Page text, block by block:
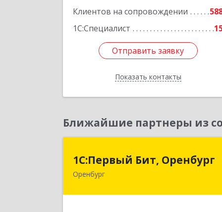
Клиентов на сопровождении
1С:Специалист
Отправить заявку
Показать контакты
Отправить заявку
Назад
Ближайшие партнеры из
1С:Первый Бит, Оренбург
Оренбург
1С:Первый Бит, Оренбург
460044, Оренбургская обл, Оренбург,